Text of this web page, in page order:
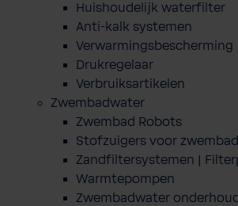
Huishoudelijk waterfilter
Anti-kalk systemen
Verwarmingsbescherming
Drukregelaar
Verbruiksartikelen
Zwembadwater
Zwembad Robots
Stofzuigers voor
Zandfiltersystemen |
Warmtepompen
Zwembadwater onderhoud